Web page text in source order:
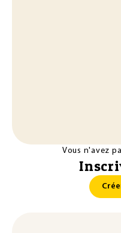
Vous n'avez